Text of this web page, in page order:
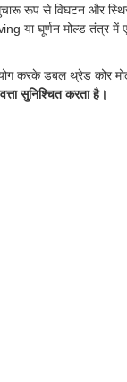
रूप से विघटन और
या घूर्णन मोल्ड तंत्र में
करके डबल थ्रेड कोर
सुनिश्चित करता है।